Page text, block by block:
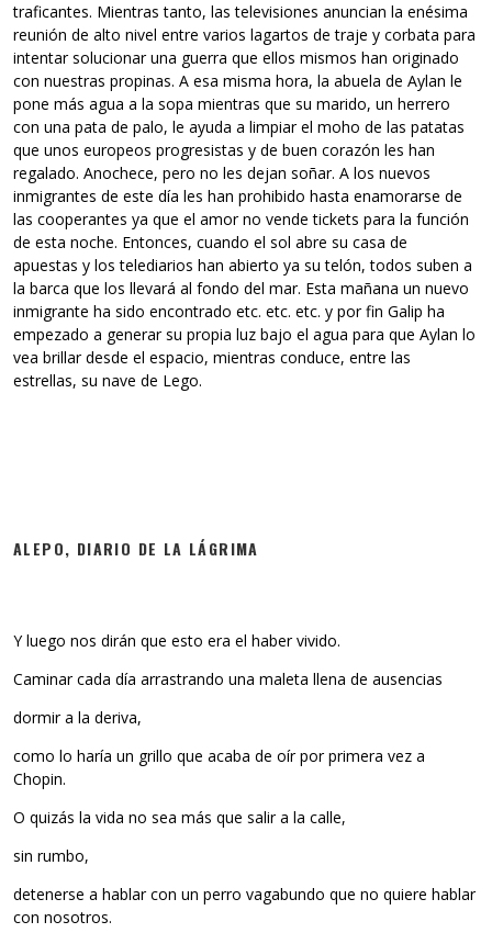
traficantes. Mientras tanto, las televisiones anuncian la enésima
reunión de alto nivel entre varios lagartos de traje y corbata para
intentar solucionar una guerra que ellos mismos han originado
con nuestras propinas. A esa misma hora, la abuela de Aylan le
pone más agua a la sopa mientras que su marido, un herrero
con una pata de palo, le ayuda a limpiar el moho de las patatas
que unos europeos progresistas y de buen corazón les han
regalado. Anochece, pero no les dejan soñar. A los nuevos
inmigrantes de este día les han prohibido hasta enamorarse de
las cooperantes ya que el amor no vende tickets para la función
de esta noche. Entonces, cuando el sol abre su casa de
apuestas y los telediarios han abierto ya su telón, todos suben a
la barca que los llevará al fondo del mar. Esta mañana un nuevo
inmigrante ha sido encontrado etc. etc. etc. y por fin Galip ha
empezado a generar su propia luz bajo el agua para que Aylan lo
vea brillar desde el espacio, mientras conduce, entre las
estrellas, su nave de Lego.
ALEPO, DIARIO DE LA LÁGRIMA
Y luego nos dirán que esto era el haber vivido.
Caminar cada día arrastrando una maleta llena de ausencias
dormir a la deriva,
como lo haría un grillo que acaba de oír por primera vez a
Chopin.
O quizás la vida no sea más que salir a la calle,
sin rumbo,
detenerse a hablar con un perro vagabundo que no quiere hablar
con nosotros.